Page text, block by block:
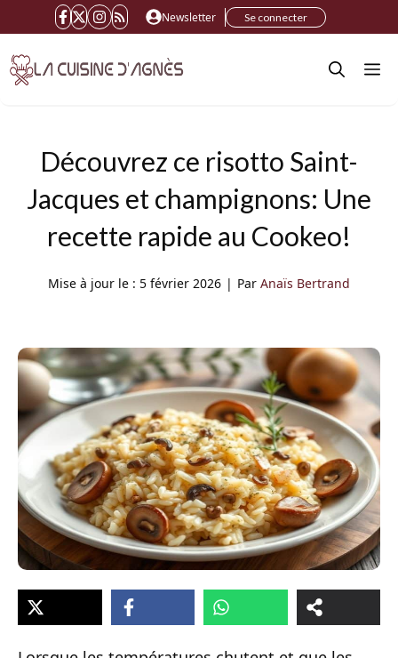
contenu
Newsletter Se connecter
Découvrez ce risotto Saint-
Jacques et champignons: Une
recette rapide au Cookeo!
Mise à jour le : 5 février 2026 | Par Anaïs Bertrand